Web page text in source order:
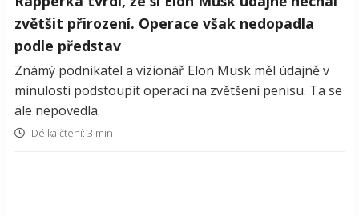
zvětšit přirození. Operace však nedopadla
podle představ
Známý podnikatel a vizionář Elon Musk měl údajně v
minulosti podstoupit operaci na zvětšení penisu. Ta se
ale nepovedla.
Délka čtení: 3 min